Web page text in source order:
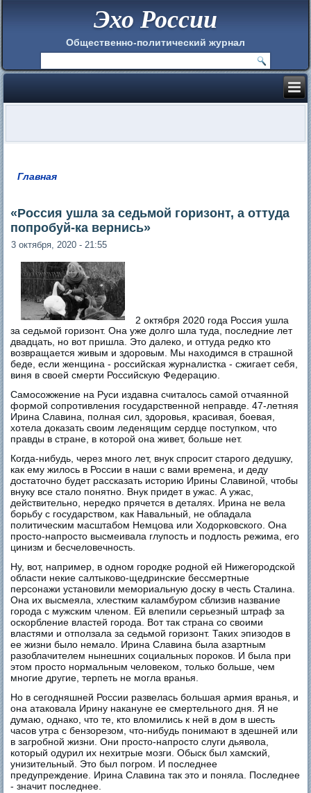
Эхо России
Общественно-политический журнал
Главная
«Россия ушла за седьмой горизонт, а оттуда
попробуй-ка вернись»
3 октября, 2020 - 21:55
2 октября 2020 года Россия ушла
за седьмой горизонт. Она уже долго шла туда, последние лет
двадцать, но вот пришла. Это далеко, и оттуда редко кто
возвращается живым и здоровым. Мы находимся в страшной
беде, если женщина - российская журналистка - сжигает себя,
виня в своей смерти Российскую Федерацию.
Самосожжение на Руси издавна считалось самой отчаянной
формой сопротивления государственной неправде. 47-летняя
Ирина Славина, полная сил, здоровья, красивая, боевая,
хотела доказать своим леденящим сердце поступком, что
правды в стране, в которой она живет, больше нет.
Когда-нибудь, через много лет, внук спросит старого дедушку,
как ему жилось в России в наши с вами времена, и деду
достаточно будет рассказать историю Ирины Славиной, чтобы
внуку все стало понятно. Внук придет в ужас. А ужас,
действительно, нередко прячется в деталях. Ирина не вела
борьбу с государством, как Навальный, не обладала
политическим масштабом Немцова или Ходорковского. Она
просто-напросто высмеивала глупость и подлость режима, его
цинизм и бесчеловечность.
Ну, вот, например, в одном городке родной ей Нижегородской
области некие салтыково-щедринские бессмертные
персонажи установили мемориальную доску в честь Сталина.
Она их высмеяла, хлестким каламбуром сблизив название
города с мужским членом. Ей влепили серьезный штраф за
оскорбление властей города. Вот так страна со своими
властями и отползала за седьмой горизонт. Таких эпизодов в
ее жизни было немало. Ирина Славина была азартным
разоблачителем нынешних социальных пороков. И была при
этом просто нормальным человеком, только больше, чем
многие другие, терпеть не могла вранья.
Но в сегодняшней России развелась большая армия вранья, и
она атаковала Ирину накануне ее смертельного дня. Я не
думаю, однако, что те, кто вломились к ней в дом в шесть
часов утра с бензорезом, что-нибудь понимают в здешней или
в загробной жизни. Они просто-напросто слуги дьявола,
который одурил их нехитрые мозги. Обыск был хамский,
унизительный. Это был погром. И последнее
предупреждение. Ирина Славина так это и поняла. Последнее
- значит последнее.